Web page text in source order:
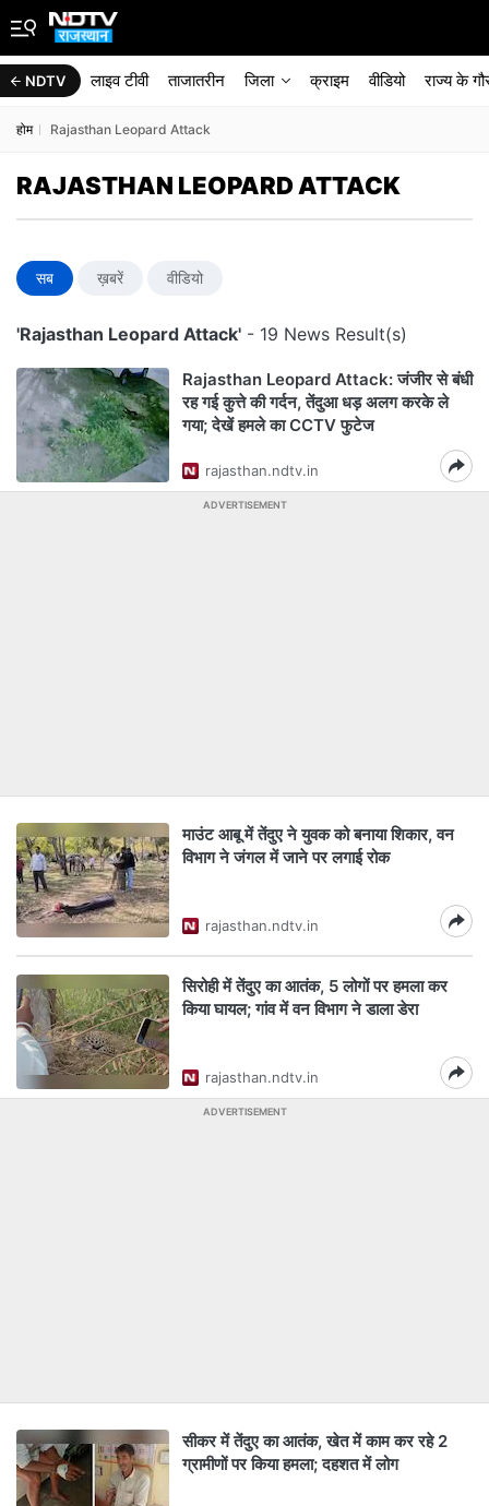
NDTV लाइव टीवी ताजातरीन जिला क्राइम वीडियो राज्‍य के
होम Rajasthan Leopard Attack
RAJASTHAN LEOPARD ATTACK
सब ख़बरें वीडियो
'Rajasthan Leopard Attack' - 19 News Result(s)
Rajasthan Leopard Attack: जंजीर से बंधी
रह गई कुत्ते की गर्दन, तेंदुआ धड़ अलग करके ले
गया; देखें हमले का CCTV फुटेज
rajasthan.ndtv.in
ADVERTISEMENT
माउंट आबू में तेंदुए ने युवक को बनाया शिकार, वन
विभाग ने जंगल में जाने पर लगाई रोक
rajasthan.ndtv.in
सिरोही में तेंदुए का आतंक, 5 लोगों पर हमला कर
किया घायल; गांव में वन विभाग ने डाला डेरा
rajasthan.ndtv.in
ADVERTISEMENT
सीकर में तेंदुए का आतंक, खेत में काम कर रहे 2
ग्रामीणों पर किया हमला; दहशत में लोग